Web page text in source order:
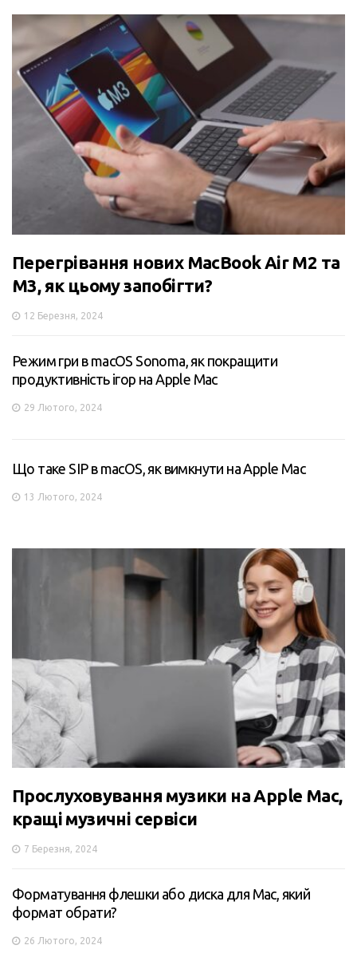
Перегрівання нових MacBook Air M2 та
M3, як цьому запобігти?
12 Березня, 2024
Режим гри в macOS Sonoma, як покращити
продуктивність ігор на Apple Mac
29 Лютого, 2024
Що таке SIP в macOS, як вимкнути на Apple Mac
13 Лютого, 2024
Прослуховування музики на Apple Mac,
кращі музичні сервіси
7 Березня, 2024
Форматування флешки або диска для Mac, який
формат обрати?
26 Лютого, 2024